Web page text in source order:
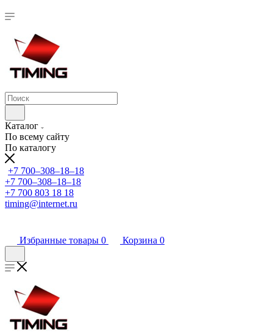
Каталог
По всему сайту
По каталогу
+7 700‒308‒18‒18
+7 700‒308‒18‒18
+7 700 803 18 18
timing@internet.ru
Избранные товары 0 Корзина 0